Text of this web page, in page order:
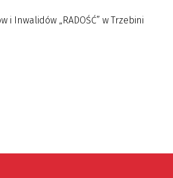
i Inwalidów „RADOŚĆ” w Trzebini